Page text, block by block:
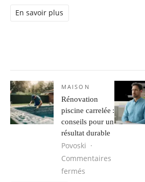
En savoir plus
MAISON
Rénovation
piscine carrelée :
conseils pour un
résultat durable
Povoski
Commentaires
fermés sur Rénovation